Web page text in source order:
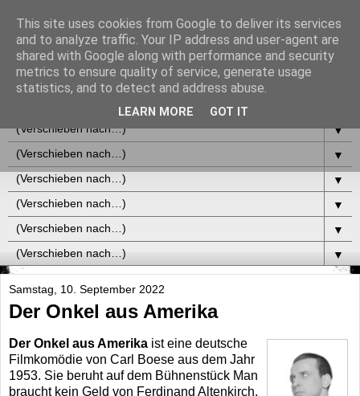
▼
▼
▼
▼
▼
▼
Samstag, 10. September 2022
Der Onkel aus Amerika
Der Onkel aus Amerika ist eine deutsche
Filmkomödie von Carl Boese aus dem Jahr
1953. Sie beruht auf dem Bühnenstück Man
braucht kein Geld von Ferdinand Altenkirch.
This site uses cookies from Google to deliver its services
and to analyze traffic. Your IP address and user-agent are
shared with Google along with performance and security
metrics to ensure quality of service, generate usage
statistics, and to detect and address abuse.
LEARN MORE GOT IT